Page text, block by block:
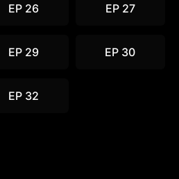
EP 26 EP 27
EP 29 EP 30
EP 32